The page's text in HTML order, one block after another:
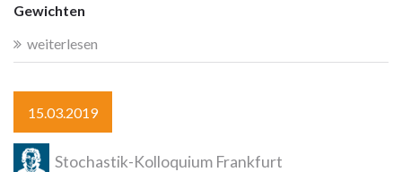
Gewichten
weiterlesen
15.03.2019
Stochastik-Kolloquium Frankfurt